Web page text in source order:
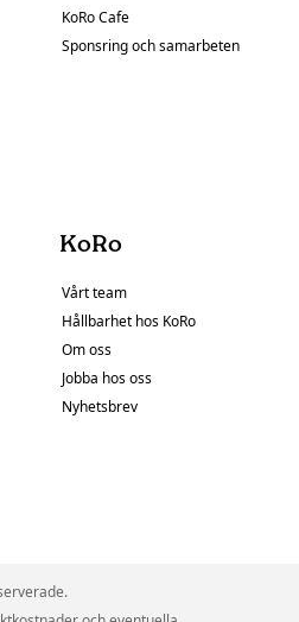
KoRo Cafe
Sponsring och samarbeten
KoRo
Vårt team
Hållbarhet hos KoRo
Om oss
Jobba hos oss
Nyhetsbrev